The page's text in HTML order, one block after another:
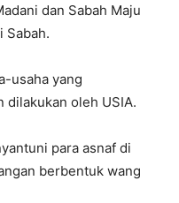
dan Sabah Maju
Sabah.
usaha yang
dilakukan oleh USIA.
para asnaf di
berbentuk wang